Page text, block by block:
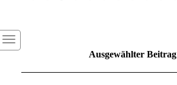
Ausgewählter Beitrag